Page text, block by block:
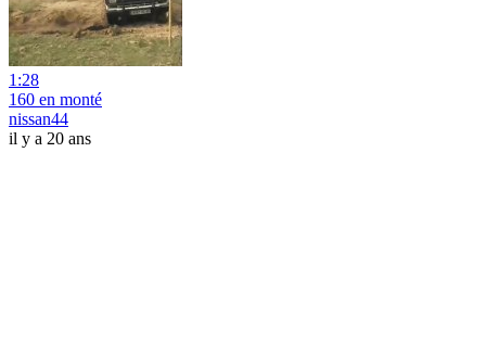
1:28
160 en monté
nissan44
il y a 20 ans